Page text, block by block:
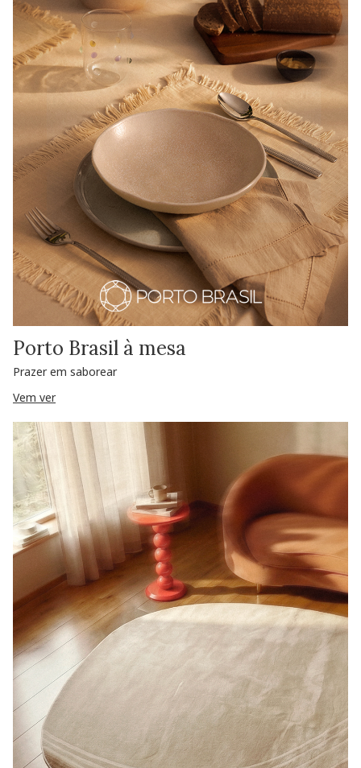
Porto Brasil à mesa
Prazer em saborear
Vem ver